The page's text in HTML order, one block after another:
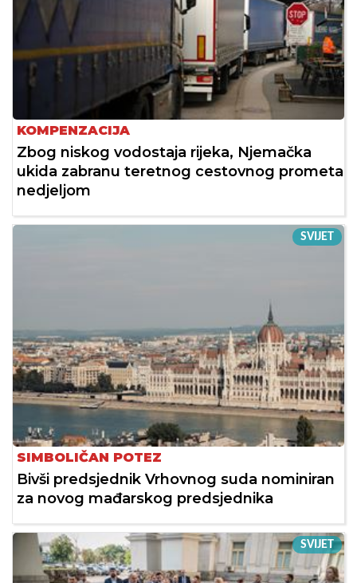
KOMPENZACIJA
Zbog niskog vodostaja rijeka, Njemačka
ukida zabranu teretnog cestovnog prometa
nedjeljom
SVIJET
SIMBOLIČAN POTEZ
Bivši predsjednik Vrhovnog suda nominiran
za novog mađarskog predsjednika
SVIJET